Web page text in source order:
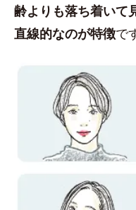
齢よりも落ち着いて
直線的なのが特徴で